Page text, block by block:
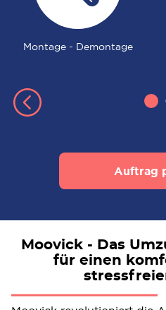
Montage - Demontage
Auftrag
Moovick - Das
für einen